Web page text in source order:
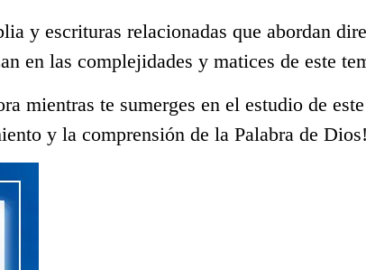
y escrituras relacionadas que abordan
en las complejidades y matices de este
mientras te sumerges en el estudio de
y la comprensión de la Palabra de Dios!